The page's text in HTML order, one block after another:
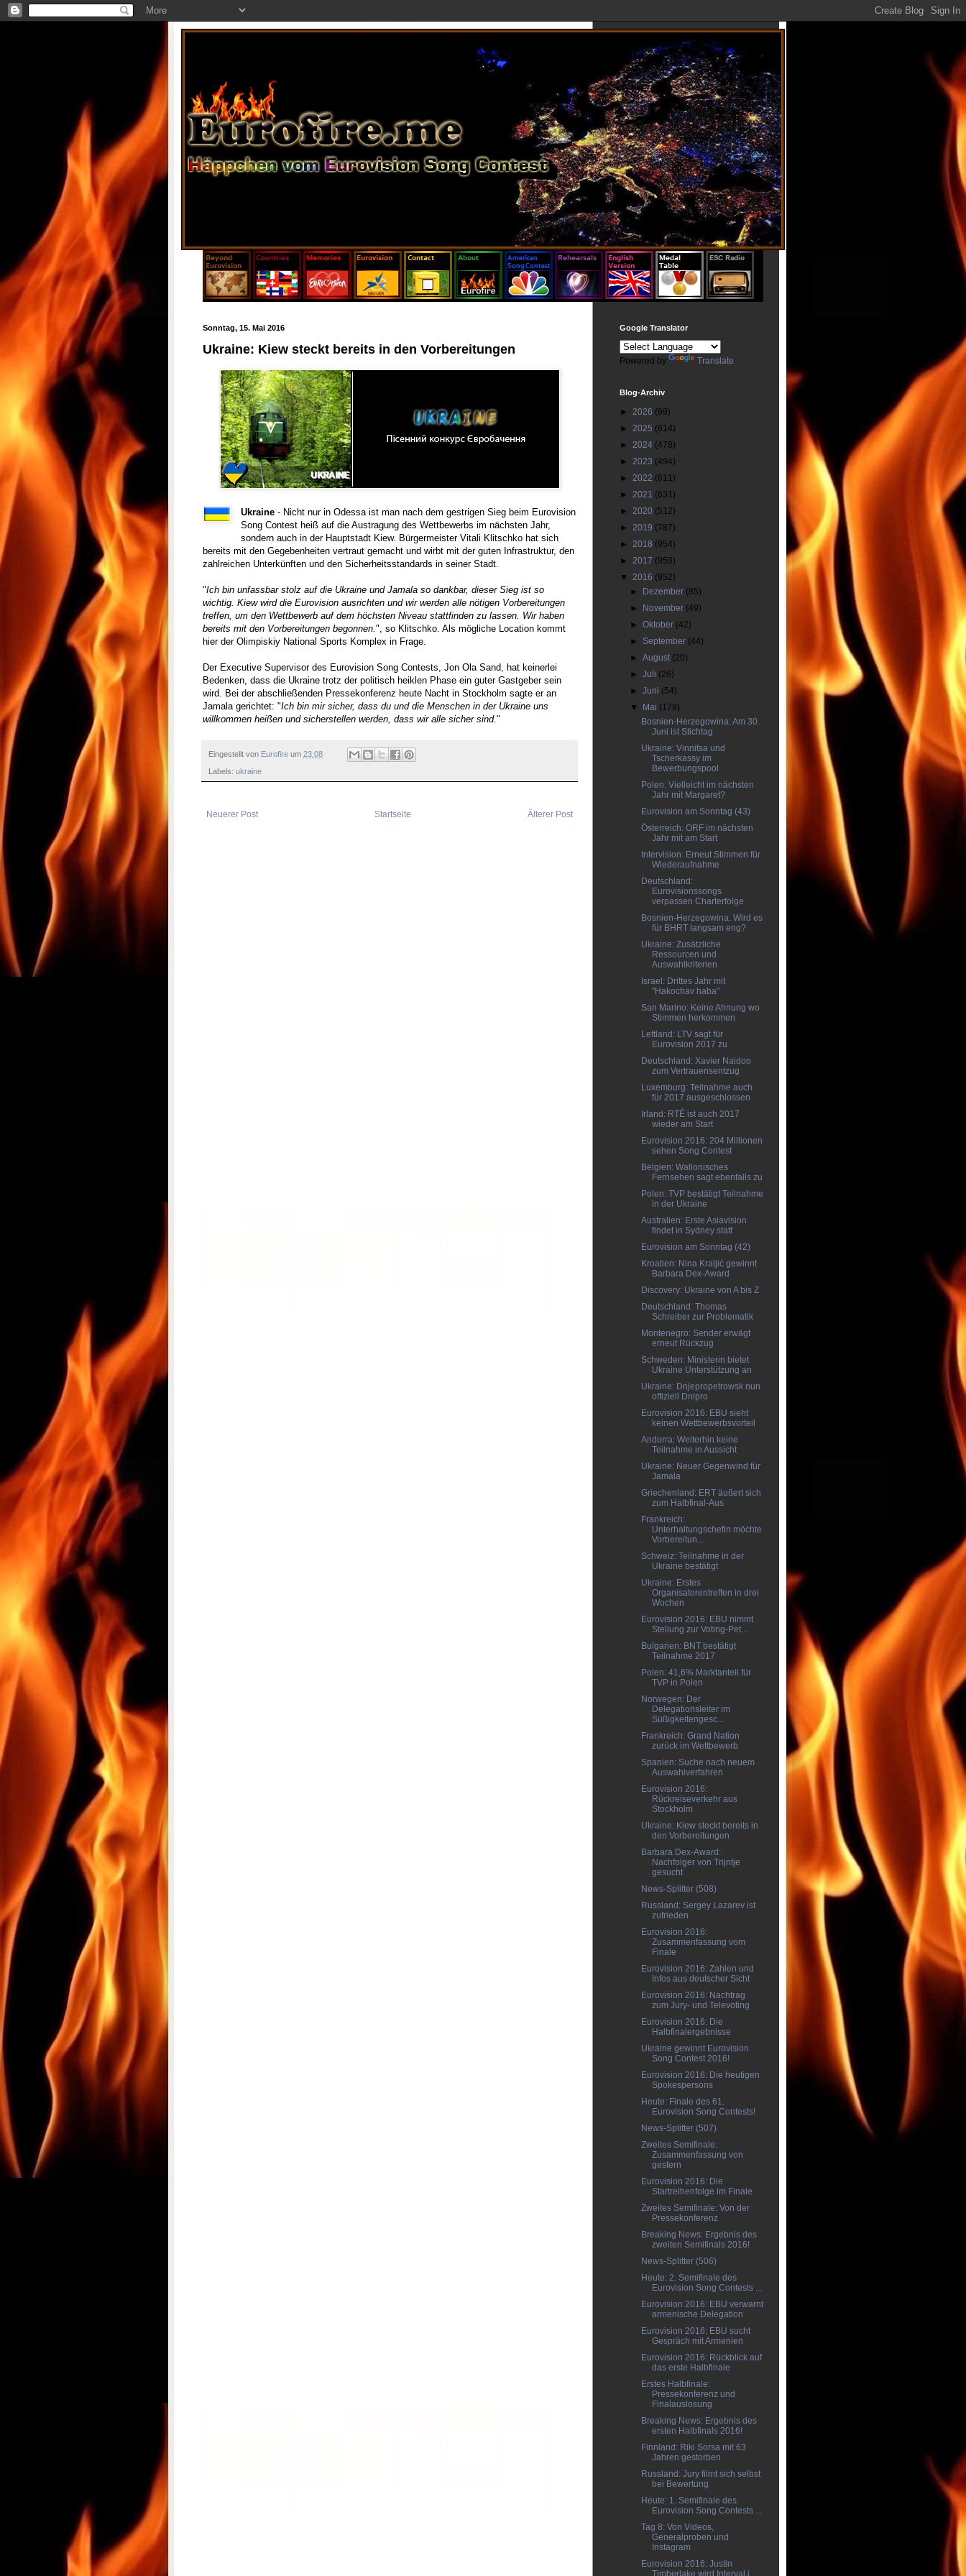
Sonntag, 15. Mai 2016
Ukraine: Kiew steckt bereits in den Vorbereitungen
Ukraine- Nicht nur in Odessa ist man nach dem gestrigen Sieg beim Eurovision
Song Contest heiß auf die Austragung des Wettbewerbs im nächsten Jahr,
sondern auch in der Hauptstadt Kiew. Bürgermeister Vitali Klitschko hat sich
bereits mit den Gegebenheiten vertraut gemacht und wirbt mit der guten Infrastruktur, den
zahlreichen Unterkünften und den Sicherheitsstandards in seiner Stadt.
"Ich bin unfassbar stolz auf die Ukraine und Jamala so dankbar, dieser Sieg ist so
wichtig. Kiew wird die Eurovision ausrichten und wir werden alle nötigen Vorbereitungen
treffen, um den Wettbewerb auf dem höchsten Niveau stattfinden zu lassen. Wir haben
bereits mit den Vorbereitungen begonnen. ", so Klitschko. Als mögliche Location kommt
hier der Olimpiskiy National Sports Komplex in Frage.
Der Executive Supervisor des Eurovision Song Contests, Jon Ola Sand, hat keinerlei
Bedenken, dass die Ukraine trotz der politisch heiklen Phase ein guter Gastgeber sein
wird. Bei der abschließenden Pressekonferenz heute Nacht in Stockholm sagte er an
Jamala gerichtet: "Ich bin mir sicher, dass du und die Menschen in der Ukraine uns
willkommen heißen und sicherstellen werden, dass wir alle sicher sind."
Eingestellt von Eurofire um 23:08
Labels: ukraine
Neuerer Post Älterer Post
Startseite
Google Translator
Powered by Translate
Blog-Archiv
► 2026 (99)
► 2025 (614)
► 2024 (478)
► 2023 (494)
► 2022 (611)
► 2021 (631)
► 2020 (512)
► 2019 (787)
► 2018 (954)
► 2017 (959)
▼ 2016 (952)
►
Dezember (85)
►
November (49)
►Oktober (42)
► September (44)
►August (20)
►Juli (26)
►Juni (54)
▼
Mai (178)
Bosnien-Herzegowina: Am 30.
Juni ist Stichtag
Ukraine: Vinnitsa und
Tscherkassy im
Bewerbungspool
Polen: Vielleicht im nächsten
Jahr mit Margaret?
Eurovision am Sonntag (43)
Österreich: ORF im nächsten
Jahr mit am Start
Intervision: Erneut Stimmen für
Wiederaufnahme
Deutschland:
Eurovisionssongs
verpassen Charterfolge
Bosnien-Herzegowina: Wird es
für BHRT langsam eng?
Ukraine: Zusätzliche
Ressourcen und
Auswahlkriterien
Israel: Drittes Jahr mit
"Hakochav haba"
San Marino: Keine Ahnung wo
Stimmen herkommen
Lettland: LTV sagt für
Eurovision 2017 zu
Deutschland: Xavier Naidoo
zum Vertrauensentzug
Luxemburg: Teilnahme auch
für 2017 ausgeschlossen
Irland: RTÉ ist auch 2017
wieder am Start
Eurovision 2016: 204 Millionen
sehen Song Contest
Belgien: Wallonisches
Fernsehen sagt ebenfalls zu
Polen: TVP bestätigt Teilnahme
in der Ukraine
Australien: Erste Asiavision
findet in Sydney statt
Eurovision am Sonntag (42)
Kroatien: Nina Kraljić gewinnt
Barbara Dex-Award
Discovery: Ukraine von A bis Z
Deutschland: Thomas
Schreiber zur Problematik
Montenegro: Sender erwägt
erneut Rückzug
Schweden: Ministerin bietet
Ukraine Unterstützung an
Ukraine: Dnjepropetrowsk nun
offiziell Dnipro
Eurovision 2016: EBU sieht
keinen Wettbewerbsvorteil
Andorra: Weiterhin keine
Teilnahme in Aussicht
Ukraine: Neuer Gegenwind für
Jamala
Griechenland: ERT äußert sich
zum Halbfinal-Aus
Frankreich:
Unterhaltungschefin möchte
Vorbereitun...
Schweiz: Teilnahme in der
Ukraine bestätigt
Ukraine: Erstes
Organisatorentreffen in drei
Wochen
Eurovision 2016: EBU nimmt
Stellung zur Voting-Pet...
Bulgarien: BNT bestätigt
Teilnahme 2017
Polen: 41,6% Marktanteil für
TVP in Polen
Norwegen: Der
Delegationsleiter im
Süßigkeitengesc...
Frankreich: Grand Nation
zurück im Wettbewerb
Spanien: Suche nach neuem
Auswahlverfahren
Eurovision 2016:
Rückreiseverkehr aus
Stockholm
Ukraine: Kiew steckt bereits in
den Vorbereitungen
Barbara Dex-Award:
Nachfolger von Trijntje
gesucht
News-Splitter (508)
Russland: Sergey Lazarev ist
zufrieden
Eurovision 2016:
Zusammenfassung vom
Finale
Eurovision 2016: Zahlen und
Infos aus deutscher Sicht
Eurovision 2016: Nachtrag
zum Jury- und Televoting
Eurovision 2016: Die
Halbfinalergebnisse
Ukraine gewinnt Eurovision
Song Contest 2016!
Eurovision 2016: Die heutigen
Spokespersons
Heute: Finale des 61.
Eurovision Song Contests!
News-Splitter (507)
Zweites Semifinale:
Zusammenfassung von
gestern
Eurovision 2016: Die
Startreihenfolge im Finale
Zweites Semifinale: Von der
Pressekonferenz
Breaking News: Ergebnis des
zweiten Semifinals 2016!
News-Splitter (506)
Heute: 2. Semifinale des
Eurovision Song Contests ...
Eurovision 2016: EBU verwarnt
armenische Delegation
Eurovision 2016: EBU sucht
Gespräch mit Armenien
Eurovision 2016: Rückblick auf
das erste Halbfinale
Erstes Halbfinale:
Pressekonferenz und
Finalauslosung
Breaking News: Ergebnis des
ersten Halbfinals 2016!
Finnland: Riki Sorsa mit 63
Jahren gestorben
Russland: Jury filmt sich selbst
bei Bewertung
Heute: 1. Semifinale des
Eurovision Song Contests ...
Tag 8: Von Videos,
Generalproben und
Instagram
Eurovision 2016: Justin
Timberlake wird Interval i...